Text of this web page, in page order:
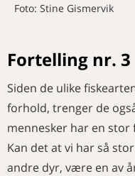
Foto: Stine Gismervik
Fortelling nr. 3
Siden de ulike
forhold, trenger de
mennesker har en
Kan det at vi har så
andre dyr, være en av